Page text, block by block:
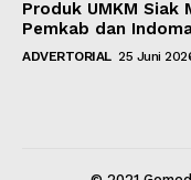
Produk UMKM Siak
Pemkab dan
ADVERTORIAL 25 Juni